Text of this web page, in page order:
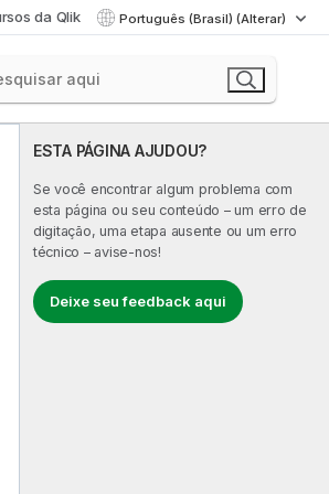
da Qlik Português (Brasil) (Alterar)
ESTA PÁGINA AJUDOU?
Se você encontrar algum problema com
esta página ou seu conteúdo – um erro de
digitação, uma etapa ausente ou um erro
técnico – avise-nos!
Deixe seu feedback aqui